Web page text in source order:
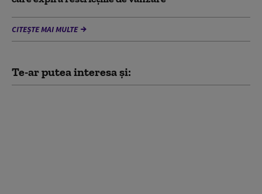
CITEȘTE MAI MULTE
Te-ar putea interesa și: